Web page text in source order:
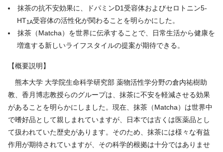
抹茶の抗不安効果に、ドパミンD1受容体およびセロトニン5-
HT1A受容体の活性化が関わることを明らかにした。
抹茶（Matcha）を世界に伝承することで、日常生活から健康を
増進する新しいライフスタイルの提案が期待できる。
【概要説明】
熊本大学 大学院生命科学研究部 薬物活性学分野の倉内祐樹助
教、香月博志教授らのグループは、抹茶に不安を軽減させる効果
があることを明らかにしました。現在、抹茶（Matcha）は世界中
で嗜好品として親しまれていますが、日本では古くは医薬品とし
て扱われていた歴史があります。そのため、抹茶には様々な有益
作用が期待されていますが、その科学的根拠は十分ではありませ